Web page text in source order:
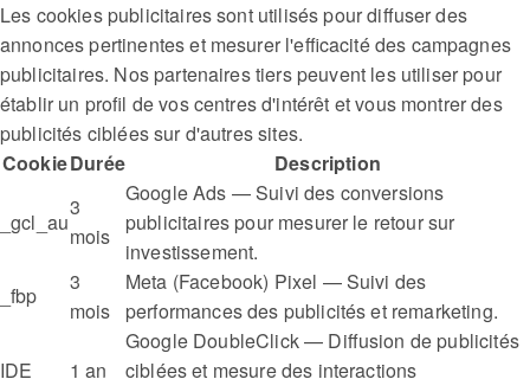
Les cookies publicitaires sont utilisés pour diffuser des
annonces pertinentes et mesurer l'efficacité des campagnes
publicitaires. Nos partenaires tiers peuvent les utiliser pour
établir un profil de vos centres d'intérêt et vous montrer des
publicités ciblées sur d'autres sites.
CookieDurée Description
_gcl_au
3
mois
Google Ads — Suivi des conversions
publicitaires pour mesurer le retour sur
investissement.
_fbp
3
mois
Meta (Facebook) Pixel — Suivi des
performances des publicités et remarketing.
IDE 1 an
Google DoubleClick — Diffusion de publicités
ciblées et mesure des interactions